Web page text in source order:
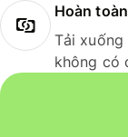
Hoàn
Tải
không có